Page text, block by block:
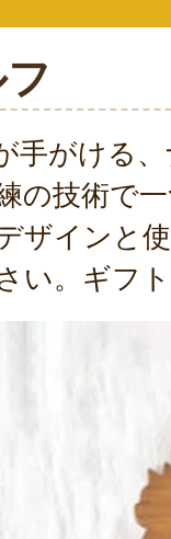
手がける
の技術で
ザインと
い。ギフ